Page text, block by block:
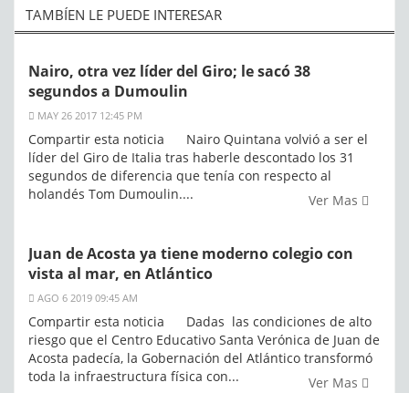
TAMBÍEN LE PUEDE INTERESAR
Nairo, otra vez líder del Giro; le sacó 38
segundos a Dumoulin
MAY 26 2017 12:45 PM
Compartir esta noticia Nairo Quintana volvió a ser el
líder del Giro de Italia tras haberle descontado los 31
segundos de diferencia que tenía con respecto al
holandés Tom Dumoulin....
Ver Mas
Juan de Acosta ya tiene moderno colegio con
vista al mar, en Atlántico
AGO 6 2019 09:45 AM
Compartir esta noticia Dadas las condiciones de alto
riesgo que el Centro Educativo Santa Verónica de Juan de
Acosta padecía, la Gobernación del Atlántico transformó
toda la infraestructura física con...
Ver Mas